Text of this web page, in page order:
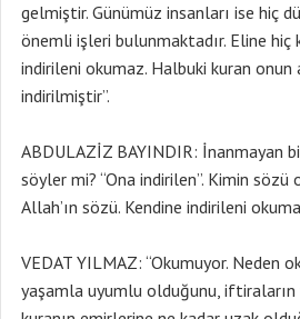
gelmiştir. Günümüz insanları ise hiç
önemli işleri bulunmaktadır. Eline hiç
indirileni okumaz. Halbuki kuran onun
indirilmiştir”.
ABDULAZİZ BAYINDIR: İnanmayan
söyler mi? “Ona indirilen”. Kimin
Allah’ın sözü. Kendine indirileni
VEDAT YILMAZ: “Okumuyor. Neden
yaşamla uyumlu olduğunu, iftiraların